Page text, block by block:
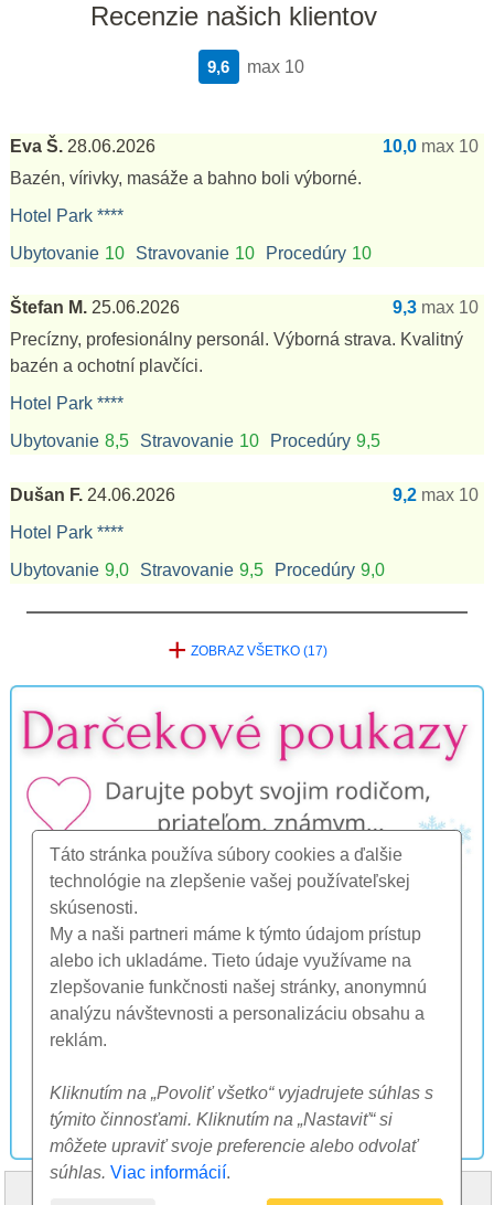
Táto stránka používa súbory cookies a ďalšie
technológie na zlepšenie vašej používateľskej
skúsenosti.
My a naši partneri máme k týmto údajom prístup
alebo ich ukladáme. Tieto údaje využívame na
zlepšovanie funkčnosti našej stránky, anonymnú
analýzu návštevnosti a personalizáciu obsahu a
reklám.
Kliknutím na „Povoliť všetko“ vyjadrujete súhlas s
týmito činnosťami. Kliknutím na „Nastaviť“ si
môžete upraviť svoje preferencie alebo odvolať
súhlas. Viac informácií.
Recenzie našich klientov
max 10
9,6
Eva Š. 28.06.2026 10,0 max 10
Bazén, vírivky, masáže a bahno boli výborné.
Hotel Park ****
Ubytovanie 10 Stravovanie 10 Procedúry 10
Štefan M. 25.06.2026 9,3 max 10
Precízny, profesionálny personál. Výborná strava. Kvalitný
bazén a ochotní plavčíci.
Hotel Park ****
Ubytovanie 8,5 Stravovanie 10 Procedúry 9,5
Dušan F. 24.06.2026 9,2 max 10
Hotel Park ****
Ubytovanie 9,0 Stravovanie 9,5 Procedúry 9,0
+ ZOBRAZ VŠETKO (17)